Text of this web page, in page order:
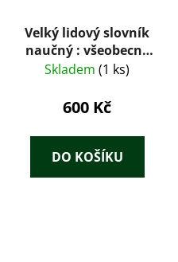
Velký lidový slovník
naučný : všeobecný
pramen osvěty,
pro všecky vrstvy
národa, se zvláštním
zřetelem ku
Skladem (1 ks)
600 Kč
DO KOŠÍKU